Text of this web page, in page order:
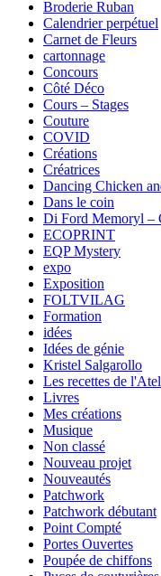
Broderie Ruban
Calendrier perpétuel
Carnet de Fleurs
cartonnage
Concours
Côté Déco
Cours – Stages
Couture
COVID
Créations
Créatrices
Dancing Chicken
Dans le coin
Di Ford Memoryl –
ECOPRINT
EQP Mystery
expo
Exposition
FOLTVILAG
Formation
idées
Idées de génie
Kristel Salgarollo
Les recettes de
Livres
Mes créations
Musique
Non classé
Nouveau projet
Nouveautés
Patchwork
Patchwork débutant
Point Compté
Portes Ouvertes
Poupée de chiffons